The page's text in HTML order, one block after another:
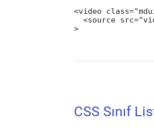
<video
<source
>
CSS Sınıf